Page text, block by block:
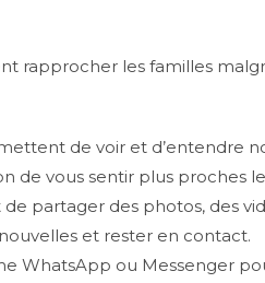
les familles
de voir et d’entendre
de vous sentir plus proches
partager des photos, des
et rester en contact.
WhatsApp ou Messenger